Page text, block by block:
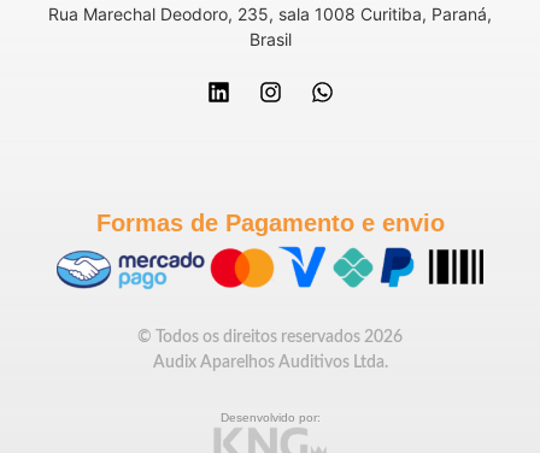
Rua Marechal Deodoro, 235, sala 1008 Curitiba, Paraná,
Brasil
Formas de Pagamento e envio
© Todos os direitos reservados 2026
Audix Aparelhos Auditivos Ltda.
Desenvolvido por: